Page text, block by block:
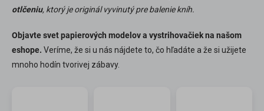
otlčeniu, ktorý je originál vyvinutý pre balenie kníh.
Objavte svet papierových modelov a vystrihovačiek na našom
eshope. Veríme, že si u nás nájdete to, čo hľadáte a že si užijete
mnoho hodín tvorivej zábavy.